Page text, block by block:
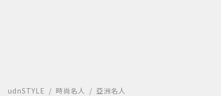
udnSTYLE 時尚名人 亞洲名人